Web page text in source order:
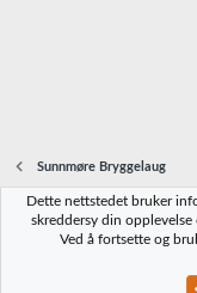
Sunnmøre Bryggelaug
Norbrygg-default
Vilkår og
Dette nettstedet bruker
skreddersy din opplevelse
Ved å fortsette og